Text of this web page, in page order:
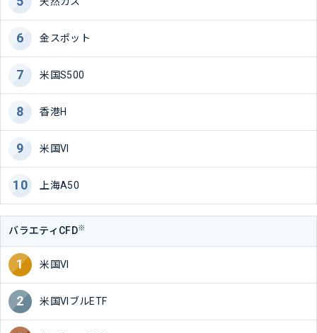
金スポット
米国S500
香港H
米国VI
上海A50
バラエティCFD※
米国VI
米国VIブルETF